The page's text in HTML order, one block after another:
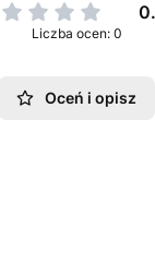
Liczba ocen: 0
Oceń i opisz